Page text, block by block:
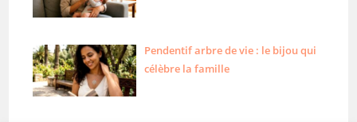
Pendentif arbre de vie : le bijou qui
célèbre la famille